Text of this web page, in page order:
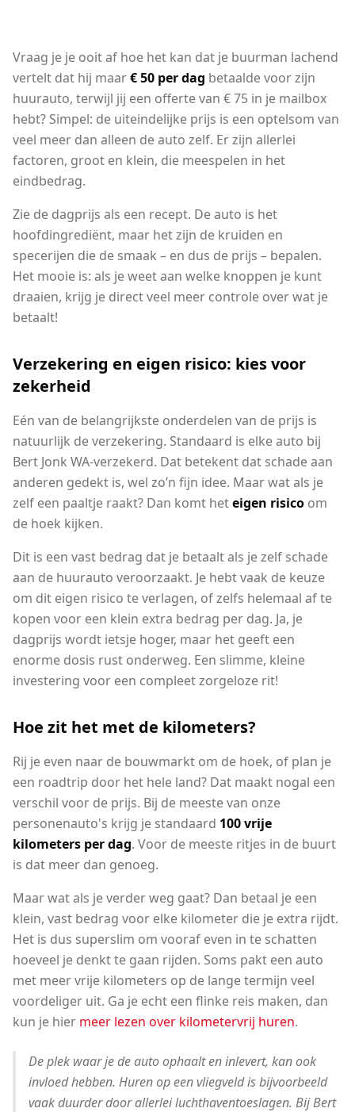
Vraag je je ooit af hoe het kan dat je buurman lachend
vertelt dat hij maar€ 50 per dag betaalde voor zijn
huurauto, terwijl jij een offerte van € 75 in je mailbox
hebt? Simpel: de uiteindelijke prijs is een optelsom van
veel meer dan alleen de auto zelf. Er zijn allerlei
factoren, groot en klein, die meespelen in het
eindbedrag.
Zie de dagprijs als een recept. De auto is het
hoofdingrediënt, maar het zijn de kruiden en
specerijen die de smaak – en dus de prijs – bepalen.
Het mooie is: als je weet aan welke knoppen je kunt
draaien, krijg je direct veel meer controle over wat je
betaalt!
Verzekering en eigen risico: kies voor
zekerheid
Eén van de belangrijkste onderdelen van de prijs is
natuurlijk de verzekering. Standaard is elke auto bij
Bert Jonk WA-verzekerd. Dat betekent dat schade aan
anderen gedekt is, wel zo’n fijn idee. Maar wat als je
zelf een paaltje raakt? Dan komt heteigen risico om
de hoek kijken.
Dit is een vast bedrag dat je betaalt als je zelf schade
aan de huurauto veroorzaakt. Je hebt vaak de keuze
om dit eigen risico te verlagen, of zelfs helemaal af te
kopen voor een klein extra bedrag per dag. Ja, je
dagprijs wordt ietsje hoger, maar het geeft een
enorme dosis rust onderweg. Een slimme, kleine
investering voor een compleet zorgeloze rit!
Hoe zit het met de kilometers?
Rij je even naar de bouwmarkt om de hoek, of plan je
een roadtrip door het hele land? Dat maakt nogal een
verschil voor de prijs. Bij de meeste van onze
personenauto's krijg je standaard 100 vrije
kilometers per dag. Voor de meeste ritjes in de buurt
is dat meer dan genoeg.
Maar wat als je verder weg gaat? Dan betaal je een
klein, vast bedrag voor elke kilometer die je extra rijdt.
Het is dus superslim om vooraf even in te schatten
hoeveel je denkt te gaan rijden. Soms pakt een auto
met meer vrije kilometers op de lange termijn veel
voordeliger uit. Ga je echt een flinke reis maken, dan
kun je hier meer lezen over kilometervrij huren.
De plek waar je de auto ophaalt en inlevert, kan ook
invloed hebben. Huren op een vliegveld is bijvoorbeeld
vaak duurder door allerlei luchthaventoeslagen. Bij Bert